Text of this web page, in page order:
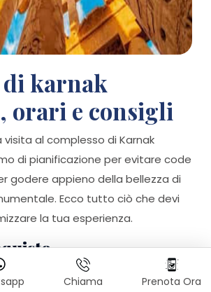
karnak
orari e consigli
visita al complesso di Karnak
di pianificazione per evitare code
godere appieno della bellezza di
Ecco tutto ciò che devi
la tua esperienza.
biglietti possono essere
Chiama Prenota Ora